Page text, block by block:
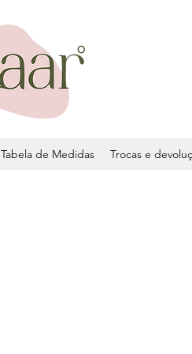
Tabela de Medidas Trocas e